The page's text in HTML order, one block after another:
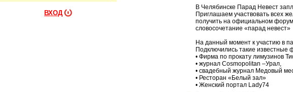
ВХОД
В Челябинске Парад Невест
Приглашаем участвовать всех
получить на официальном
словосочетание «парад невест»
На данный момент к участию в
Подключились такие известные
• Фирма по прокату лимузинов
• журнал Cosmopolitan –Урал,
• свадебный журнал Медовый
• Ресторан «Белый зал»
• Женский портал Lady74